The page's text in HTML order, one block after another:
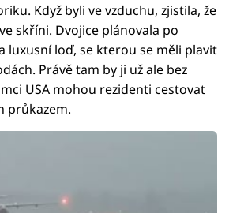
Když byli ve vzduchu, zjistila, že
skříni. Dvojice plánovala po
luxusní loď, se kterou se měli plavit
Právě tam by ji už ale bez
USA mohou rezidenti cestovat
průkazem.